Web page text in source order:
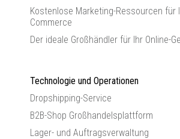
Kostenlose Marketing-Ressourcen für
Commerce
Der ideale Großhändler für Ihr Online-
Technologie und Operationen
Dropshipping-Service
B2B-Shop Großhandelsplattform
Lager- und Auftragsverwaltung